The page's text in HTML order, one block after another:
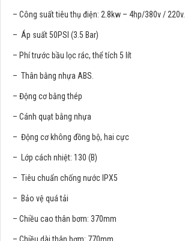
– Công suất tiêu thụ điện: 2.8kw – 4hp/380v / 220v.
– Áp suất 50PSI (3.5 Bar)
– Phí trước bầu lọc rác, thể tích 5 lít
– Thân bằng nhựa ABS.
– Động cơ bằng thép
– Cánh quạt bằng nhựa
– Động cơ không đồng bộ, hai cực
– Lớp cách nhiệt: 130 (B)
– Tiêu chuẩn chống nước IPX5
– Bảo vệ quá tải
– Chiều cao thân bơm: 370mm